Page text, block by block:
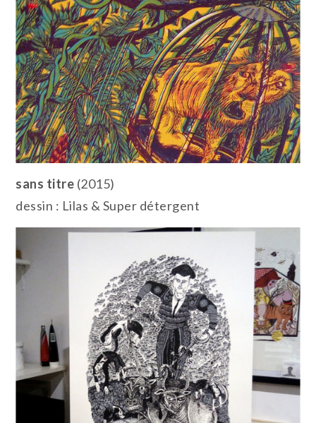
sans titre (2015)
dessin : Lilas & Super détergent